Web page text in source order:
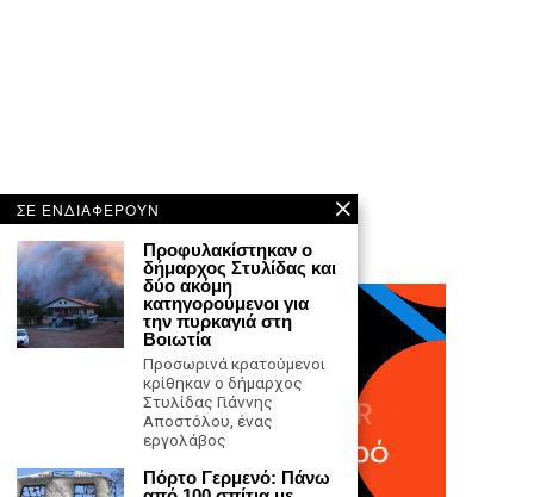
ΣΕ ΕΝΔΙΑΦΕΡΟΥΝ
Προφυλακίστηκαν ο
δήμαρχος Στυλίδας και
δύο ακόμη
κατηγορούμενοι για
την πυρκαγιά στη
Βοιωτία
Προσωρινά κρατούμενοι
κρίθηκαν ο δήμαρχος
Στυλίδας Γιάννης
Αποστόλου, ένας
εργολάβος
Πόρτο Γερμενό: Πάνω